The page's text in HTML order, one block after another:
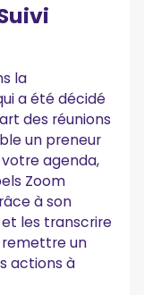
la
a été décidé
des réunions
un preneur
agenda,
Zoom
à son
les transcrire
remettre un
actions à